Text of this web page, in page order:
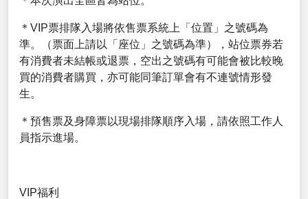
＊VIP票排隊入場將依售票系統上「位置」之號碼為
準。（票面上請以「座位」之號碼為準），站位票券若
有消費者未結帳或退票，空出之號碼有可能會被比較晚
買的消費者購買，亦可能同筆訂單會有不連號情形發
生。
＊預售票及身障票以現場排隊順序入場，請依照工作人
員指示進場。
VIP福利